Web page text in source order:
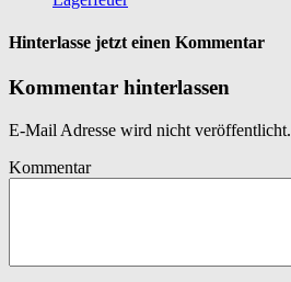
Hinterlasse jetzt einen Kommentar
Kommentar hinterlassen
E-Mail Adresse wird nicht veröffentlicht.
Kommentar